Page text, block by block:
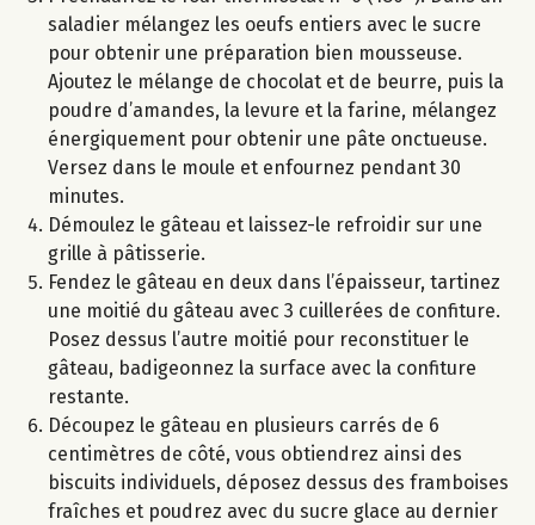
saladier mélangez les oeufs entiers avec le sucre
pour obtenir une préparation bien mousseuse.
Ajoutez le mélange de chocolat et de beurre, puis la
poudre d’amandes, la levure et la farine, mélangez
énergiquement pour obtenir une pâte onctueuse.
Versez dans le moule et enfournez pendant 30
minutes.
Démoulez le gâteau et laissez-le refroidir sur une
grille à pâtisserie.
Fendez le gâteau en deux dans l’épaisseur, tartinez
une moitié du gâteau avec 3 cuillerées de confiture.
Posez dessus l’autre moitié pour reconstituer le
gâteau, badigeonnez la surface avec la confiture
restante.
Découpez le gâteau en plusieurs carrés de 6
centimètres de côté, vous obtiendrez ainsi des
biscuits individuels, déposez dessus des framboises
fraîches et poudrez avec du sucre glace au dernier